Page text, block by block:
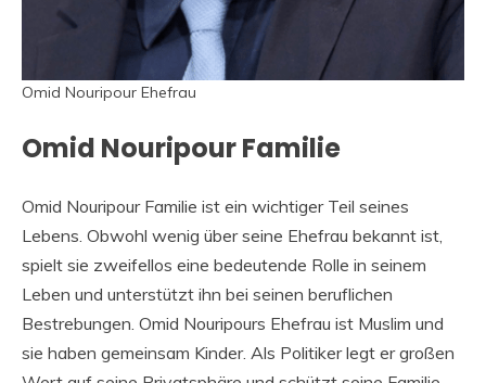
Omid Nouripour Ehefrau
Omid Nouripour Familie
Omid Nouripour Familie ist ein wichtiger Teil seines
Lebens. Obwohl wenig über seine Ehefrau bekannt ist,
spielt sie zweifellos eine bedeutende Rolle in seinem
Leben und unterstützt ihn bei seinen beruflichen
Bestrebungen. Omid Nouripours Ehefrau ist Muslim und
sie haben gemeinsam Kinder. Als Politiker legt er großen